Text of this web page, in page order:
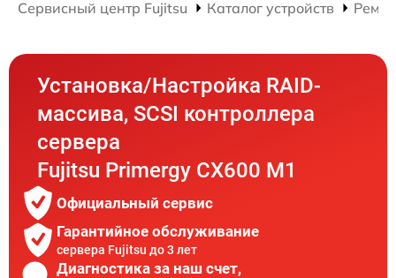
Сервисный центр Fujitsu Каталог устройств
Установка/Настройка RAID-
массива, SCSI контроллера
сервера
Fujitsu Primergy CX600 M1
Официальный сервис
Гарантийное обслуживание
сервера Fujitsu до 3 лет
Диагностика за наш счет,